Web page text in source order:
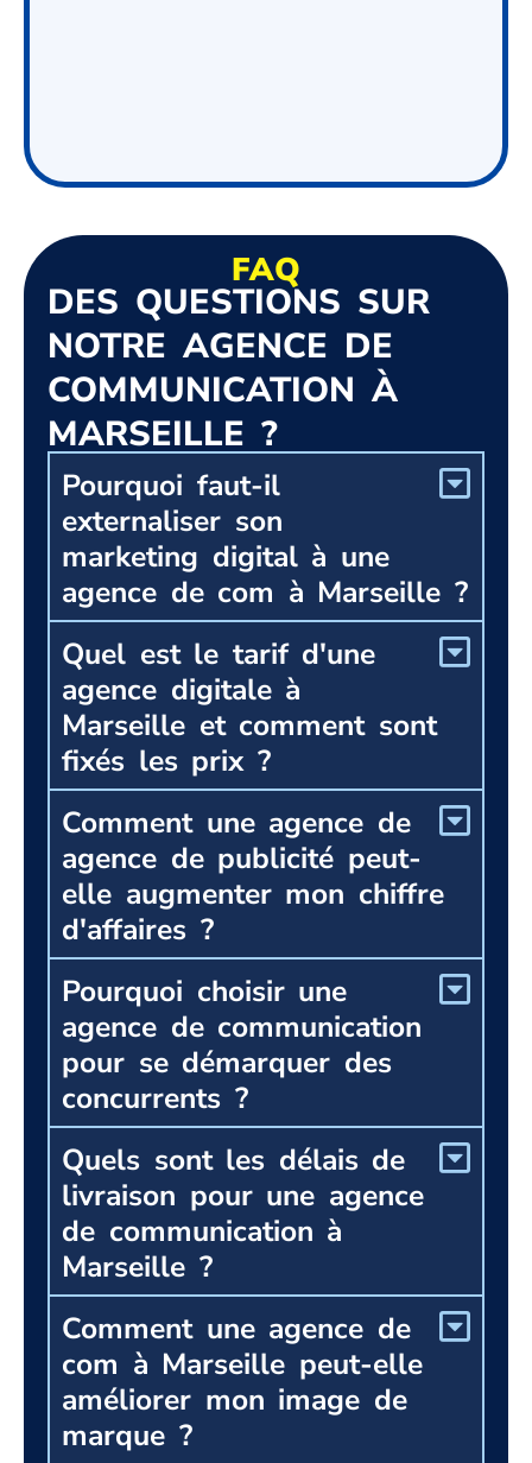
FAQ
DES QUESTIONS SUR
NOTRE AGENCE DE
COMMUNICATION À
MARSEILLE ?
Pourquoi faut-il
externaliser son
marketing digital à une
agence de com à Marseille ?
Quel est le tarif d'une
agence digitale à
Marseille et comment sont
fixés les prix ?
Comment une agence de
agence de publicité peut-
elle augmenter mon chiffre
d'affaires ?
Pourquoi choisir une
agence de communication
pour se démarquer des
concurrents ?
Quels sont les délais de
livraison pour une agence
de communication à
Marseille ?
Comment une agence de
com à Marseille peut-elle
améliorer mon image de
marque ?